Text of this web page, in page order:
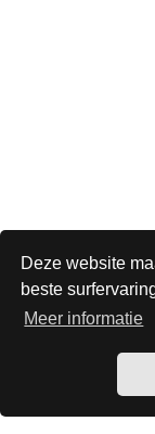
Deze website
beste
Meer informatie